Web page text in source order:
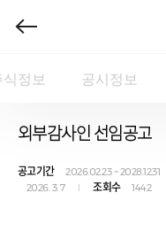
식정보 공시정보
외부감사인 선임공고
공고기간 2026.02.23 ~ 2028.12.31
2026. 3. 7 조회수 1442